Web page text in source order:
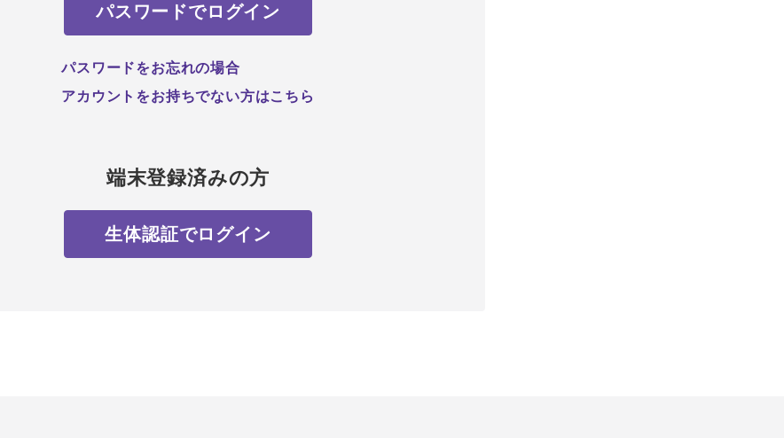
パスワードでログイン
パスワードをお忘れの場合
アカウントをお持ちでない方はこちら
端末登録済みの方
生体認証でログイン